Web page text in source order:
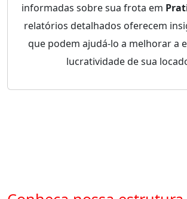
informadas sobre sua frota em
relatórios detalhados oferecem
que podem ajudá-lo a melhorar a
lucratividade de sua